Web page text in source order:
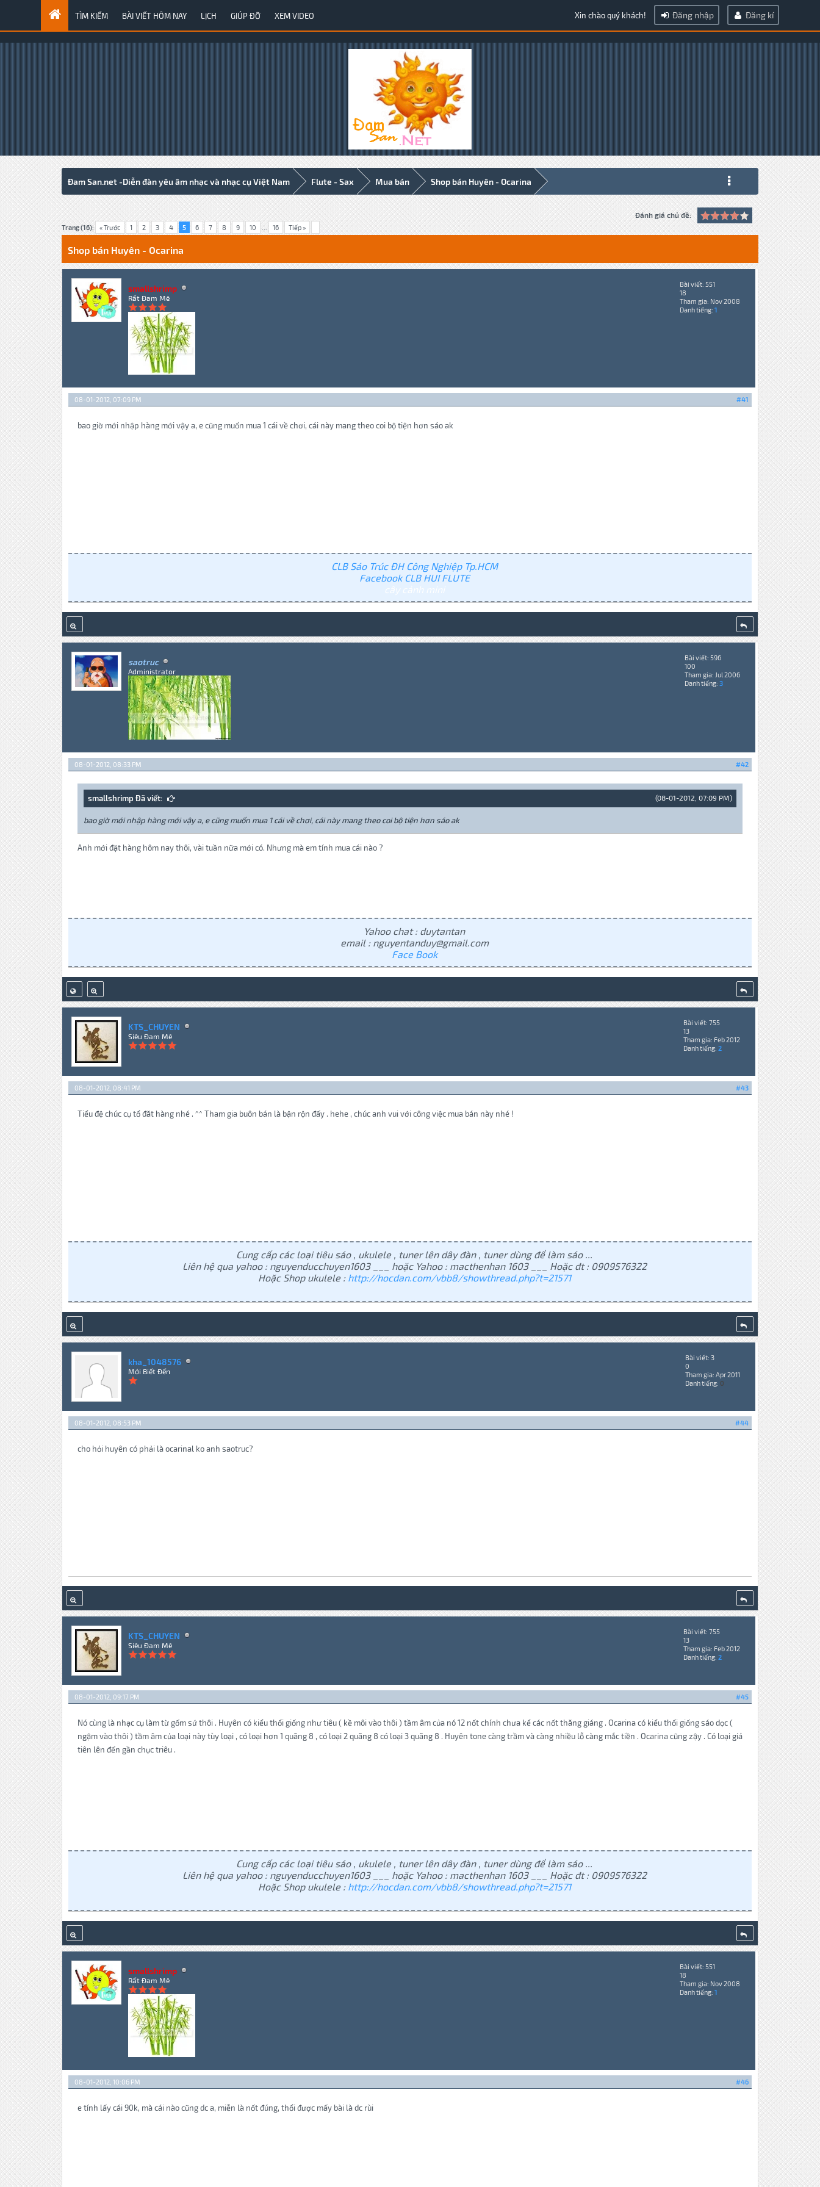
TÌM KIẾM BÀI VIẾT HÔM NAY LỊCH GIÚP ĐỠ XEM VIDEO Xin chào quý khách! Đăng nhập Đăng kí
Đam San.net -Diễn đàn yêu âm nhạc và nhạc cụ Việt Nam Flute - Sax Mua bán Shop bán Huyên - Ocarina
Trang (16): « Trước 1 2 3 4 5 6 7 8 9 10 ... 16 Tiếp »
Đánh giá chủ đề:
8 Votes - 4 Average
1
2
3
4
5
Shop bán Huyên - Ocarina
smallshrimp
Rất Đam Mê
Bài viết: 551
18
Tham gia: Nov 2008
Danh tiếng: 1
#41
08-01-2012, 07:09 PM
bao giờ mới nhập hàng mới vậy a, e cũng muốn mua 1 cái về chơi, cái này mang theo coi bộ tiện hơn sáo ak
CLB Sáo Trúc ĐH Công Nghiệp Tp.HCM
Facebook CLB HUI FLUTE
cây cảnh mini
saotruc
Administrator
Bài viết: 596
100
Tham gia: Jul 2006
Danh tiếng: 3
#42
08-01-2012, 08:33 PM
(08-01-2012, 07:09 PM)
smallshrimp Đã viết:
bao giờ mới nhập hàng mới vậy a, e cũng muốn mua 1 cái về chơi, cái này mang theo coi bộ tiện hơn sáo ak
Anh mới đặt hàng hôm nay thôi, vài tuần nữa mới có. Nhưng mà em tính mua cái nào ?
Yahoo chat : duytantan
email : nguyentanduy@gmail.com
Face Book
KTS_CHUYEN
Siêu Đam Mê
Bài viết: 755
13
Tham gia: Feb 2012
Danh tiếng: 2
#43
08-01-2012, 08:41 PM
Tiểu đệ chúc cụ tổ đăt hàng nhé . ^^ Tham gia buôn bán là bận rộn đấy . hehe , chúc anh vui với công việc mua bán này nhé !
Cung cấp các loại tiêu sáo , ukulele , tuner lên dây đàn , tuner dùng để làm sáo ...
Liên hệ qua yahoo : nguyenducchuyen1603 ___ hoặc Yahoo : macthenhan 1603 ___ Hoặc đt : 0909576322
Hoặc Shop ukulele : http://hocdan.com/vbb8/showthread.php?t=21571
kha_1048576
Mới Biết Đến
Bài viết: 3
0
Tham gia: Apr 2011
Danh tiếng: 0
#44
08-01-2012, 08:53 PM
cho hỏi huyên có phải là ocarinal ko anh saotruc?
KTS_CHUYEN
Siêu Đam Mê
Bài viết: 755
13
Tham gia: Feb 2012
Danh tiếng: 2
#45
08-01-2012, 09:17 PM
Nó cùng là nhạc cụ làm từ gốm sứ thôi . Huyên có kiểu thổi giống như tiêu ( kề môi vào thôi ) tầm âm của nó 12 nốt chính chưa kể các nốt thăng giáng . Ocarina có kiểu thổi giống sáo dọc (
ngậm vào thôi ) tầm âm của loại này tùy loại , có loại hơn 1 quãng 8 , có loại 2 quãng 8 có loại 3 quãng 8 . Huyên tone càng trầm và càng nhiều lỗ càng mắc tiền . Ocarina cũng zậy . Có loại giá
tiên lên đến gần chục triêu .
Cung cấp các loại tiêu sáo , ukulele , tuner lên dây đàn , tuner dùng để làm sáo ...
Liên hệ qua yahoo : nguyenducchuyen1603 ___ hoặc Yahoo : macthenhan 1603 ___ Hoặc đt : 0909576322
Hoặc Shop ukulele : http://hocdan.com/vbb8/showthread.php?t=21571
smallshrimp
Rất Đam Mê
Bài viết: 551
18
Tham gia: Nov 2008
Danh tiếng: 1
#46
08-01-2012, 10:06 PM
e tính lấy cái 90k, mà cái nào cũng dc a, miễn là nốt đúng, thổi được mấy bài là dc rùi